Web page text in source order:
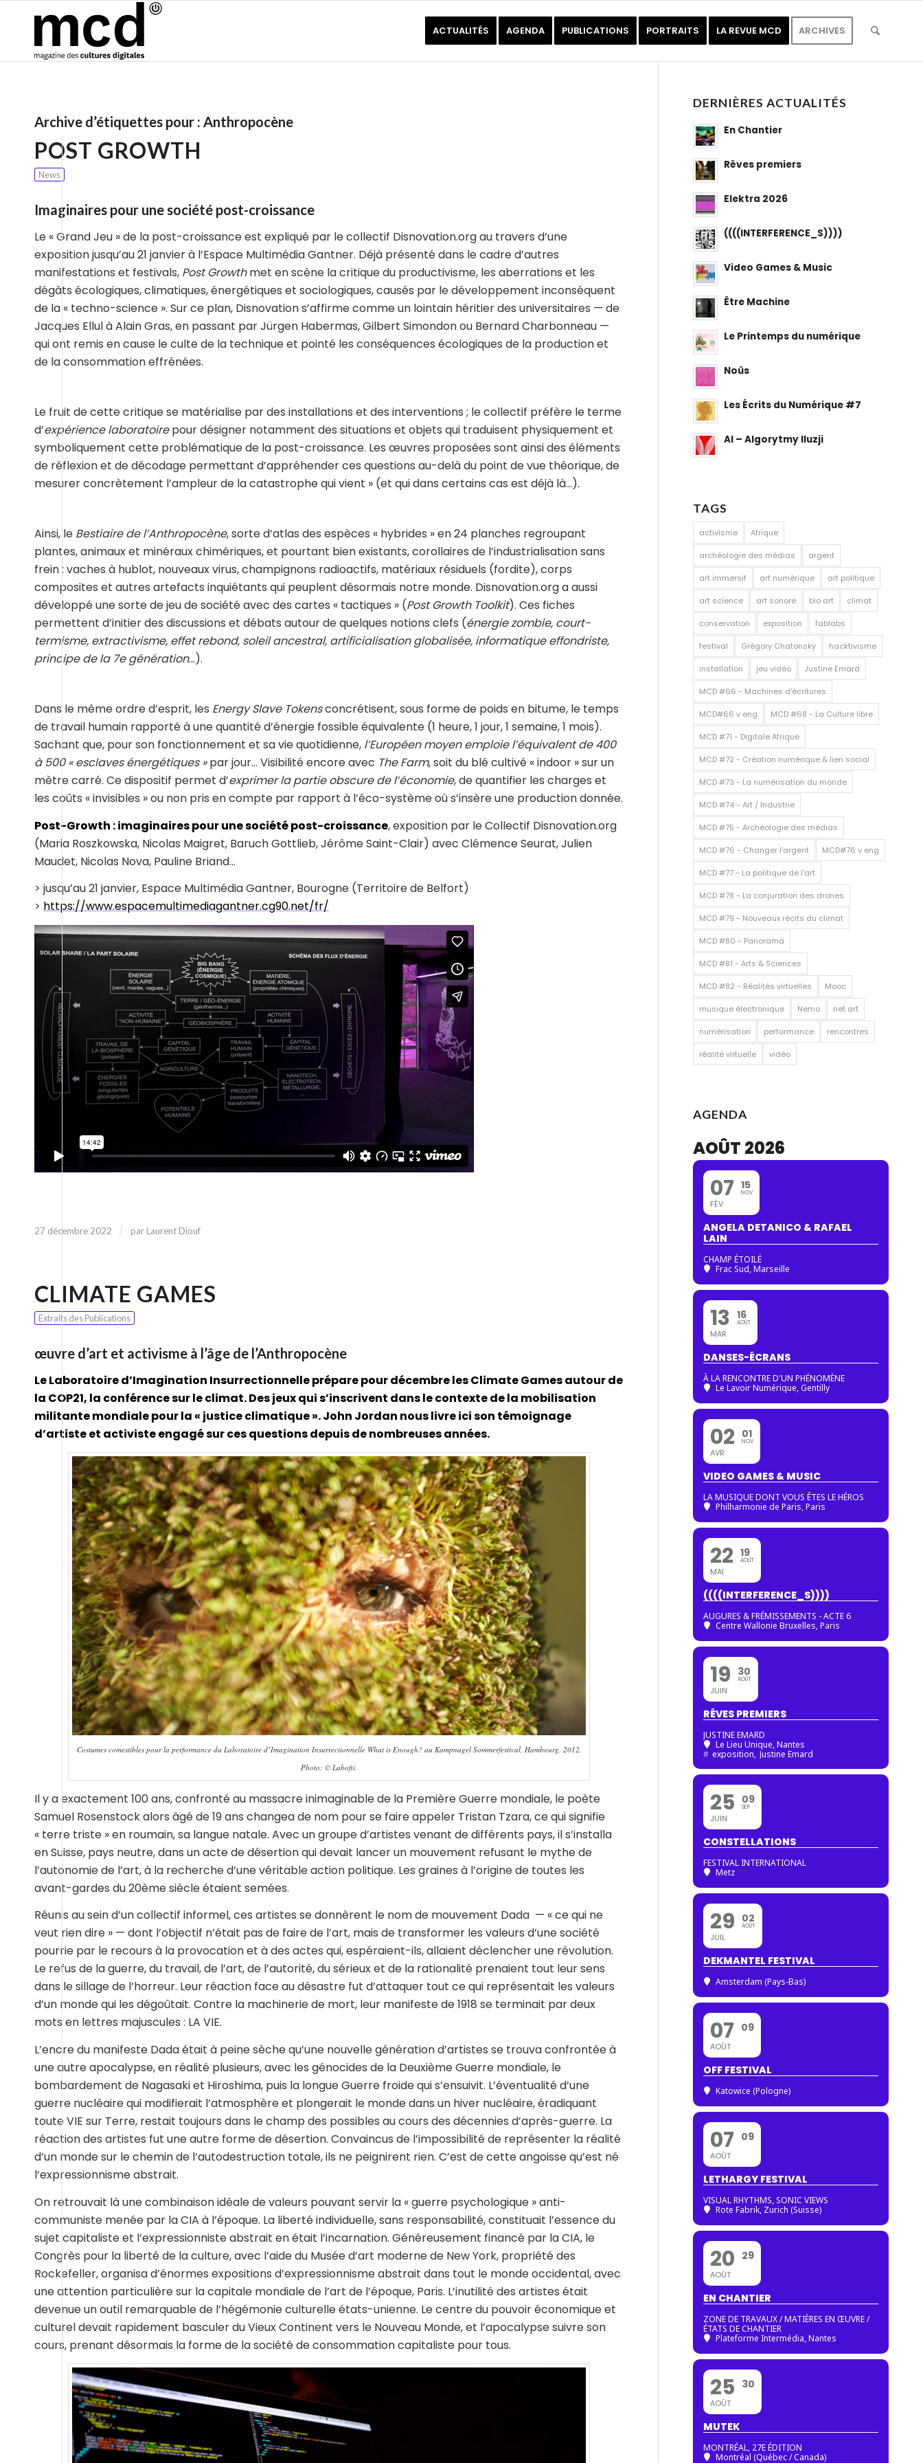
ACTUALITÉS AGENDA PUBLICATIONS PORTRAITS LA REVUE MCD ARCHIVES
Archive d’étiquettes pour : Anthropocène
POST GROWTH
News
Imaginaires pour une société post-croissance
Le « Grand Jeu » de la post-croissance est expliqué par le collectif Disnovation.org au travers d’une
exposition jusqu’au 21 janvier à l’Espace Multimédia Gantner. Déjà présenté dans le cadre d’autres
manifestations et festivals, Post Growthmet en scène la critique du productivisme, les aberrations et les
dégâts écologiques, climatiques, énergétiques et sociologiques, causés par le développement inconséquent
de la « techno-science ». Sur ce plan, Disnovation s’affirme comme un lointain héritier des universitaires — de
Jacques Ellul à Alain Gras, en passant par Jürgen Habermas, Gilbert Simondon ou Bernard Charbonneau —
qui ont remis en cause le culte de la technique et pointé les conséquences écologiques de la production et
de la consommation effrénées.
Le fruit de cette critique se matérialise par des installations et des interventions ; le collectif préfère le terme
d’expérience laboratoirepour désigner notamment des situations et objets qui traduisent physiquement et
symboliquement cette problématique de la post-croissance. Les œuvres proposées sont ainsi des éléments
de réflexion et de décodage permettant d’appréhender ces questions au-delà du point de vue théorique, de
mesurer concrètement l’ampleur de la catastrophe qui vient » (et qui dans certains cas est déjà là…).
Ainsi, le Bestiaire de l’Anthropocène, sorte d’atlas des espèces « hybrides » en 24 planches regroupant
plantes, animaux et minéraux chimériques, et pourtant bien existants, corollaires de l’industrialisation sans
frein : vaches à hublot, nouveaux virus, champignons radioactifs, matériaux résiduels (fordite), corps
composites et autres artefacts inquiétants qui peuplent désormais notre monde. Disnovation.org a aussi
développé une sorte de jeu de société avec des cartes « tactiques » (Post Growth Toolkit). Ces fiches
permettent d’initier des discussions et débats autour de quelques notions clefs (énergie zombie, court-
termisme, extractivisme, effet rebond, soleil ancestral, artificialisation globalisée, informatique effondriste,
principe de la 7e génération…).
Dans le même ordre d’esprit, les Energy Slave Tokensconcrétisent, sous forme de poids en bitume, le temps
de travail humain rapporté à une quantité d’énergie fossible équivalente (1 heure, 1 jour, 1 semaine, 1 mois).
Sachant que, pour son fonctionnement et sa vie quotidienne, l’Européen moyen emploie l’équivalent de 400
à 500 « esclaves énergétiques »par jour… Visibilité encore avec The Farm, soit du blé cultivé « indoor » sur un
mètre carré. Ce dispositif permet d’exprimer la partie obscure de l’économie, de quantifier les charges et
les coûts « invisibles » ou non pris en compte par rapport à l’éco-système où s’insère une production donnée.
Post-Growth : imaginaires pour une société post-croissance, exposition par le Collectif Disnovation.org
(Maria Roszkowska, Nicolas Maigret, Baruch Gottlieb, Jérôme Saint-Clair) avec Clémence Seurat, Julien
Maudet, Nicolas Nova, Pauline Briand…
> jusqu’au 21 janvier, Espace Multimédia Gantner, Bourogne (Territoire de Belfort)
> https://www.espacemultimediagantner.cg90.net/fr/
27 décembre 2022 / par Laurent Diouf
CLIMATE GAMES
Extraits des Publications
œuvre d’art et activisme à l’âge de l’Anthropocène
Le Laboratoire d’Imagination Insurrectionnelle prépare pour décembre les Climate Games autour de
la COP21, la conférence sur le climat. Des jeux qui s’inscrivent dans le contexte de la mobilisation
militante mondiale pour la « justice climatique ». John Jordan nous livre ici son témoignage
d’artiste et activiste engagé sur ces questions depuis de nombreuses années.
Costumes comestibles pour la performance du Laboratoire d’Imagination Insurrectionnelle What is Enough? au Kampnagel Sommerfestival, Hambourg, 2012.
Photo: © Labofii.
Il y a exactement 100 ans, confronté au massacre inimaginable de la Première Guerre mondiale, le poète
Samuel Rosenstock alors âgé de 19 ans changea de nom pour se faire appeler Tristan Tzara, ce qui signifie
« terre triste » en roumain, sa langue natale. Avec un groupe d’artistes venant de différents pays, il s’installa
en Suisse, pays neutre, dans un acte de désertion qui devait lancer un mouvement refusant le mythe de
l’autonomie de l’art, à la recherche d’une véritable action politique. Les graines à l’origine de toutes les
avant-gardes du 20ème siècle étaient semées.
Réunis au sein d’un collectif informel, ces artistes se donnèrent le nom de mouvement Dada — « ce qui ne
veut rien dire » — dont l’objectif n’était pas de faire de l’art, mais de transformer les valeurs d’une société
pourrie par le recours à la provocation et à des actes qui, espéraient-ils, allaient déclencher une révolution.
Le refus de la guerre, du travail, de l’art, de l’autorité, du sérieux et de la rationalité prenaient tout leur sens
dans le sillage de l’horreur. Leur réaction face au désastre fut d’attaquer tout ce qui représentait les valeurs
d’un monde qui les dégoûtait. Contre la machinerie de mort, leur manifeste de 1918 se terminait par deux
mots en lettres majuscules : LA VIE.
L’encre du manifeste Dada était à peine sèche qu’une nouvelle génération d’artistes se trouva confrontée à
une autre apocalypse, en réalité plusieurs, avec les génocides de la Deuxième Guerre mondiale, le
bombardement de Nagasaki et Hiroshima, puis la longue Guerre froide qui s’ensuivit. L’éventualité d’une
guerre nucléaire qui modifierait l’atmosphère et plongerait le monde dans un hiver nucléaire, éradiquant
toute VIE sur Terre, restait toujours dans le champ des possibles au cours des décennies d’après-guerre. La
réaction des artistes fut une autre forme de désertion. Convaincus de l’impossibilité de représenter la réalité
d’un monde sur le chemin de l’autodestruction totale, ils ne peignirent rien. C’est de cette angoisse qu’est né
l’expressionnisme abstrait.
On retrouvait là une combinaison idéale de valeurs pouvant servir la « guerre psychologique » anti-
communiste menée par la CIA à l’époque. La liberté individuelle, sans responsabilité, constituait l’essence du
sujet capitaliste et l’expressionniste abstrait en était l’incarnation. Généreusement financé par la CIA, le
Congrès pour la liberté de la culture, avec l’aide du Musée d’art moderne de New York, propriété des
Rockefeller, organisa d’énormes expositions d’expressionnisme abstrait dans tout le monde occidental, avec
une attention particulière sur la capitale mondiale de l’art de l’époque, Paris. L’inutilité des artistes était
devenue un outil remarquable de l’hégémonie culturelle états-unienne. Le centre du pouvoir économique et
culturel devait rapidement basculer du Vieux Continent vers le Nouveau Monde, et l’apocalypse suivre son
cours, prenant désormais la forme de la société de consommation capitaliste pour tous.
DERNIÈRES ACTUALITÉS
En Chantier
Rêves premiers
Elektra 2026
((((INTERFERENCE_S))))
Video Games & Music
Être Machine
Le Printemps du numérique
Noûs
Les Écrits du Numérique #7
AI – Algorytmy Iluzji
TAGS
activisme Afrique
archéologie des médias argent
art immersif art numérique art politique
art science art sonore bio art climat
conservation exposition fablabs
festival Grégory Chatonsky hacktivisme
installation jeu vidéo Justine Emard
MCD #66 - Machines d'écritures
MCD#66 v eng MCD #68 - La Culture libre
MCD #71 - Digitale Afrique
MCD #72 - Création numérique & lien social
MCD #73 - La numérisation du monde
MCD #74 - Art / Industrie
MCD #75 - Archéologie des médias
MCD #76 - Changer l'argent MCD#76 v eng
MCD #77 - La politique de l'art
MCD #78 - La conjuration des drones
MCD #79 - Nouveaux récits du climat
MCD #80 - Panorama
MCD #81 - Arts & Sciences
MCD #82 - Réalités virtuelles Mooc
musique électronique Nemo net art
numérisation performance rencontres
réalité virtuelle vidéo
AGENDA
AOÛT 2026
07
FÉV
15
NOV
ANGELA DETANICO & RAFAEL
LAIN
CHAMP ÉTOILÉ
Frac Sud, Marseille
13
MAR
16
AOÛT
DANSES-ÉCRANS
À LA RENCONTRE D'UN PHÉNOMÈNE
Le Lavoir Numérique, Gentilly
02
AVR
01
NOV
VIDEO GAMES & MUSIC
LA MUSIQUE DONT VOUS ÊTES LE HÉROS
Philharmonie de Paris, Paris
22
MAI
19
AOÛT
((((INTERFERENCE_S))))
AUGURES & FRÉMISSEMENTS - ACTE 6
Centre Wallonie Bruxelles, Paris
19
JUIN
30
AOÛT
RÊVES PREMIERS
JUSTINE EMARD
Le Lieu Unique, Nantes
# exposition, Justine Emard
25
JUIN
09
SEP
CONSTELLATIONS
FESTIVAL INTERNATIONAL
Metz
29
JUIL
02
AOÛT
DEKMANTEL FESTIVAL
Amsterdam (Pays-Bas)
07
AOÛT
09
OFF FESTIVAL
Katowice (Pologne)
07
AOÛT
09
LETHARGY FESTIVAL
VISUAL RHYTHMS, SONIC VIEWS
Rote Fabrik, Zurich (Suisse)
20
AOÛT
29
EN CHANTIER
ZONE DE TRAVAUX / MATIÈRES EN ŒUVRE /
ÉTATS DE CHANTIER
Plateforme Intermédia, Nantes
25
AOÛT
30
MUTEK
MONTRÉAL, 27E ÉDITION
Montréal (Québec / Canada)